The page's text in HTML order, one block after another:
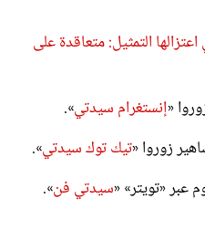
التمثيل: متعاقدة على
«إنستغرام سيدتي».
زوروا «تيك توك سيدتي».
عبر «تويتر» «سيدتي فن».